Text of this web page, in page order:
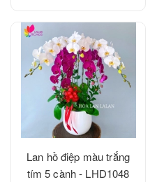
Lan hồ điệp màu trắng
tím 5 cành - LHD1048